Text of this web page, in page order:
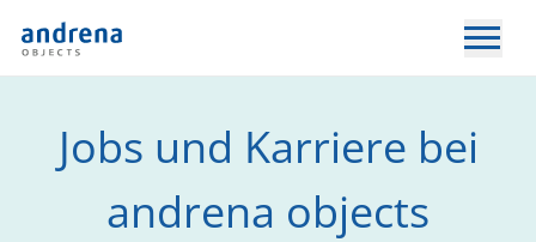
Jobs und Karriere bei
andrena objects